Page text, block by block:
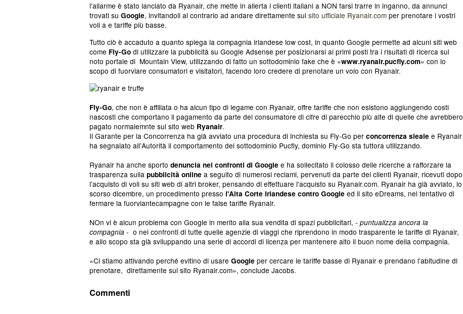
l'allarme è stato lanciato da Ryanair, che mette in allerta i clienti italiani a NON farsi trarre in inganno, da annunci
trovati su Google, invitandoli al contrario ad andare direttamente sul sito ufficiale Ryanair.com per prenotare i vostri
voli a e tariffe più basse.
Tutto ciò è accaduto a quanto spiega la compagnia irlandese low cost, in quanto Google permette ad alcuni siti web
come Fly-Go di utilizzare la pubblicità su Google Adsense per posizionarsi ai primi posti tra i risultati di ricerca sul
noto portale di Mountain View, utilizzando di fatto un sottodominio fake che è «www.ryanair.pucfly.com» con lo
scopo di fuorviare consumatori e visitatori, facendo loro credere di prenotare un volo con Ryanair.
Fly-Go, che non è affiliata o ha alcun tipo di legame con Ryanair, offre tariffe che non esistono aggiungendo costi
nascosti che comportano il pagamento da parte del consumatore di cifre di parecchio più alte di quelle che avrebbero
pagato normalemnte sul sito web Ryanair.
Il Garante per la Concorrenza ha già avviato una procedura di inchiesta su Fly-Go per concorrenza sleale e Ryanair
ha segnalato all'Autorità il comportamento del sottodominio Pucfly, dominio Fly-Go sta tuttora utilizzando.
Ryanair ha anche sporto denuncia nei confronti di Google e ha sollecitato il colosso delle ricerche a rafforzare la
trasparenza sulla pubblicità online a seguito di numerosi reclami, pervenuti da parte dei clienti Ryanair, ricevuti dopo
l'acquisto di voli su siti web di altri broker, pensando di effettuare l'acquisto su Ryanair.com. Ryanair ha già avviato, lo
scorso dicembre, un procedimento presso l'Alta Corte Irlandese contro Google ed il sito eDreams, nel tentativo di
fermare la fuorviantecampagne con le false tariffe Ryanair.
NOn vi è alcun problema con Google in merito alla sua vendita di spazi pubblicitari, - puntualizza ancora la
compagnia - o nei confronti di tutte quelle agenzie di viaggi che riprendono in modo trasparente le tariffe di Ryanair,
e allo scopo sta già sviluppando una serie di accordi di licenza per mantenere alto il buon nome della compagnia.
«Ci stiamo attivando perché evitino di usare Google per cercare le tariffe basse di Ryanair e prendano l'abitudine di
prenotare, direttamente sul sito Ryanair.com», conclude Jacobs.
Commenti